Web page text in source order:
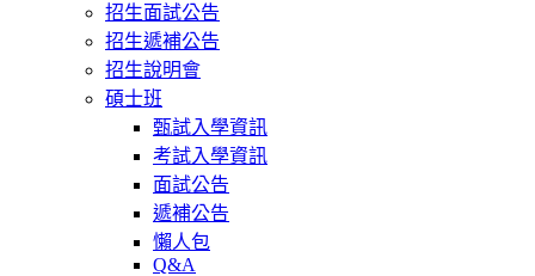
招生面試公告
招生遞補公告
招生說明會
碩士班
甄試入學資訊
考試入學資訊
面試公告
遞補公告
懶人包
Q&A